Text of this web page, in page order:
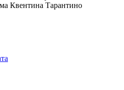
Квентина Тарантино